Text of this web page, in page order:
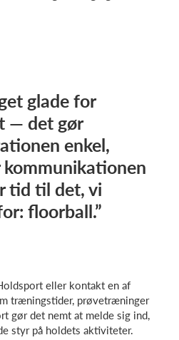
glade for
— det gør
enkel,
tid til det, vi
floorball.”
eller kontakt en af
træningstider, prøvetræninger
gør det nemt at melde sig ind,
styr på holdets aktiviteter.